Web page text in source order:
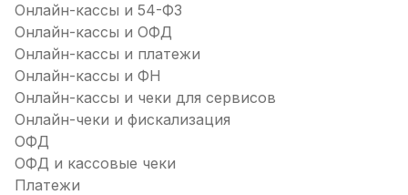
Онлайн-кассы и 54-ФЗ
Онлайн-кассы и ОФД
Онлайн-кассы и платежи
Онлайн-кассы и ФН
Онлайн-кассы и чеки для сервисов
Онлайн-чеки и фискализация
ОФД
ОФД и кассовые чеки
Платежи